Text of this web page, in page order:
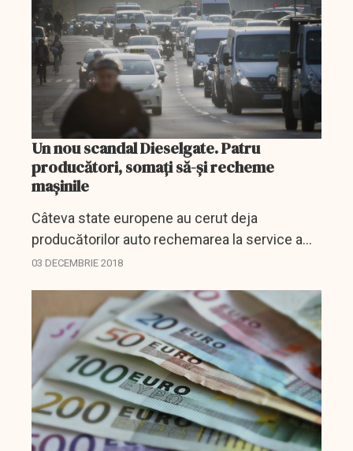
Un nou scandal Dieselgate. Patru
producători, somați să-și recheme
mașinile
Câteva state europene au cerut deja
producătorilor auto rechemarea la service a
vehiculelor suspectate că falsifică rezultatele
intenţionează să...
03 DECEMBRIE 2018